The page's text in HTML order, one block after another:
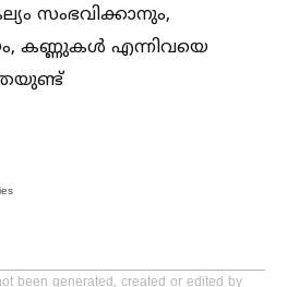
സംഭവിക്കാനും,
കണ്ണുകള്‍ എന്നിവയെ
been generated, created or edited by